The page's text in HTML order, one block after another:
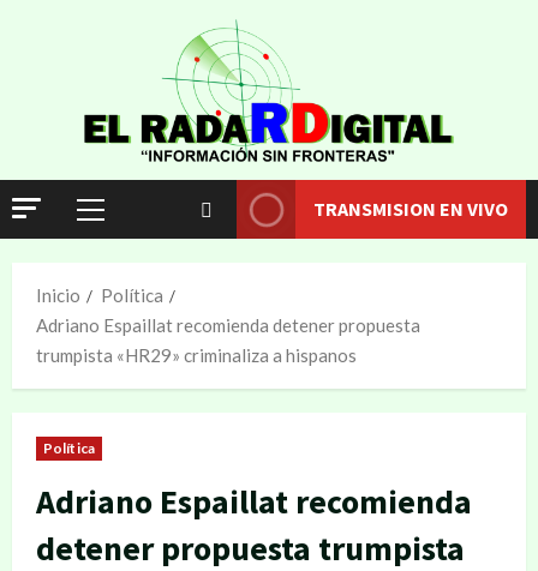
TRANSMISION EN VIVO
Inicio
Política
Adriano Espaillat recomienda detener propuesta
trumpista «HR29» criminaliza a hispanos
Política
Adriano Espaillat recomienda
detener propuesta trumpista